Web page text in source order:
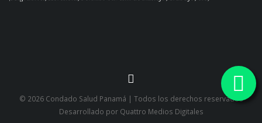
© 2026 Condado Salud Panamá | Todos los derechos reservados
Desarrollado por Quattro Medios Digitales